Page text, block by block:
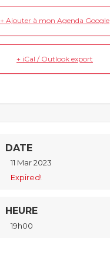
+ Ajouter à mon Agenda Google
+ iCal / Outlook export
DATE
11 Mar 2023
Expired!
HEURE
19h00